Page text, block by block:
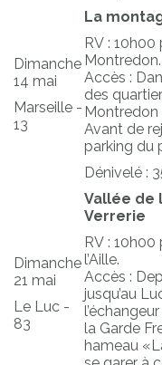
Dimanche
14 mai
Marseille -
13
La
RV :
Montredon.
Accès :
des
Montredon
Avant de
parking du
Dénivelé :
Dimanche
21 mai
Le Luc -
83
Vallée de
Verrerie
RV :
l’Aille.
Accès :
jusqu’au
la Garde
hameau